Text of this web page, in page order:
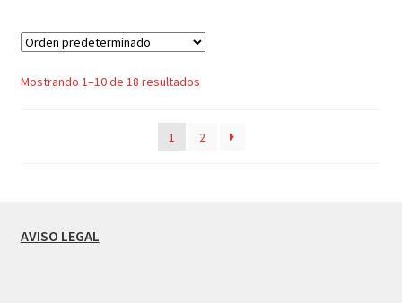
Mostrando 1–10 de 18 resultados
1 2
AVISO LEGAL